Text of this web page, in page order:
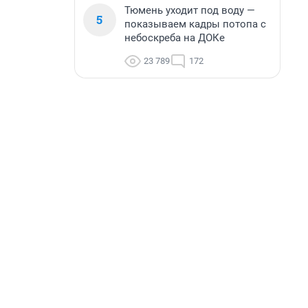
5
Тюмень уходит под воду —
показываем кадры потопа с
небоскреба на ДОКе
23 789 172